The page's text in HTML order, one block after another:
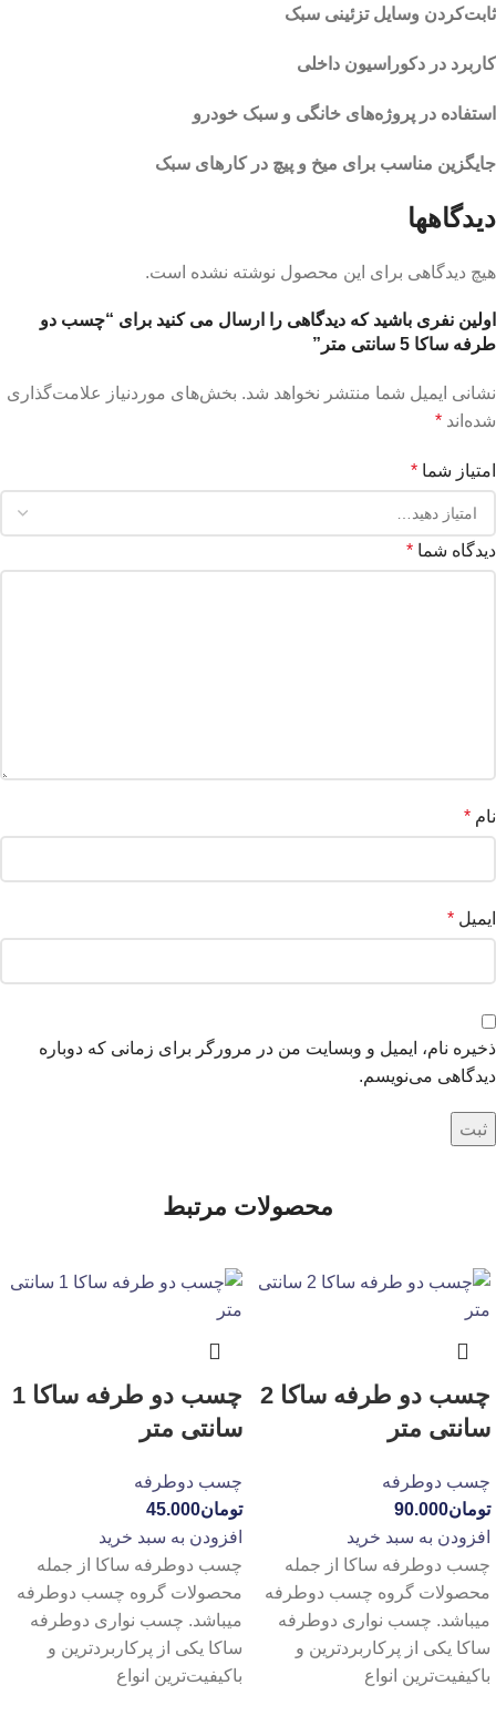
ثابت‌کردن وسایل تزئینی سبک
کاربرد در دکوراسیون داخلی
استفاده در پروژه‌های خانگی و سبک خودرو
جایگزین مناسب برای میخ و پیچ در کارهای سبک
دیدگاهها
هیچ دیدگاهی برای این محصول نوشته نشده است.
اولین نفری باشید که دیدگاهی را ارسال می کنید برای “چسب دو
طرفه ساکا 5 سانتی متر”
نشانی ایمیل شما منتشر نخواهد شد. بخش‌های موردنیاز علامت‌گذاری
شده‌اند *
امتیاز شما *
دیدگاه شما *
نام *
ایمیل *
ذخیره نام، ایمیل و وبسایت من در مرورگر برای زمانی که دوباره
دیدگاهی می‌نویسم.
محصولات مرتبط
چسب دو طرفه ساکا 2
سانتی متر
چسب دوطرفه
تومان90.000
افزودن به سبد خرید
چسب دوطرفه ساکا از جمله
محصولات گروه چسب دوطرفه
میباشد. چسب نواری دوطرفه
ساکا یکی از پرکاربردترین و
باکیفیت‌ترین انواع
چسب دو طرفه ساکا 1
سانتی متر
چسب دوطرفه
تومان45.000
افزودن به سبد خرید
چسب دوطرفه ساکا از جمله
محصولات گروه چسب دوطرفه
میباشد. چسب نواری دوطرفه
ساکا یکی از پرکاربردترین و
باکیفیت‌ترین انواع